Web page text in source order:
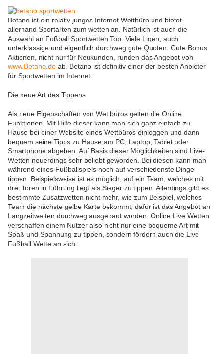
Betano ist ein relativ junges Internet Wettbüro und bietet
allerhand Sportarten zum wetten an. Natürlich ist auch die
Auswahl an Fußball Sportwetten Top. Viele Ligen, auch
unterklassige und eigentlich durchweg gute Quoten. Gute Bonus
Aktionen, nicht nur für Neukunden, runden das Angebot von
www.Betano.de ab. Betano ist definitiv einer der besten Anbieter
für Sportwetten im Internet.
Die neue Art des Tippens
Als neue Eigenschaften von Wettbüros gelten die Online
Funktionen. Mit Hilfe dieser kann man sich ganz einfach zu
Hause bei einer Website eines Wettbüros einloggen und dann
bequem seine Tipps zu Hause am PC, Laptop, Tablet oder
Smartphone abgeben. Auf Basis dieser Möglichkeiten sind Live-
Wetten neuerdings sehr beliebt geworden. Bei diesen kann man
während eines Fußballspiels noch auf verschiedenste Dinge
tippen. Beispielsweise ist es möglich, auf ein Team, welches mit
drei Toren in Führung liegt als Sieger zu tippen. Allerdings gibt es
bestimmte Zusatzwetten nicht mehr, wie zum Beispiel, welches
Team die nächste gelbe Karte bekommt, dafür ist das Angebot an
Langzeitwetten durchweg ausgebaut worden. Online Live Wetten
verschaffen einem Nutzer also nicht nur eine bequeme Art mit
Spaß und Spannung zu tippen, sondern fördern auch die Live
Fußball Wette an sich.